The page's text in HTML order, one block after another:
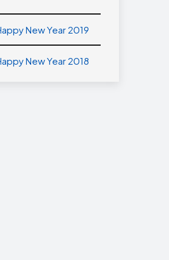
New Year 2019
New Year 2018